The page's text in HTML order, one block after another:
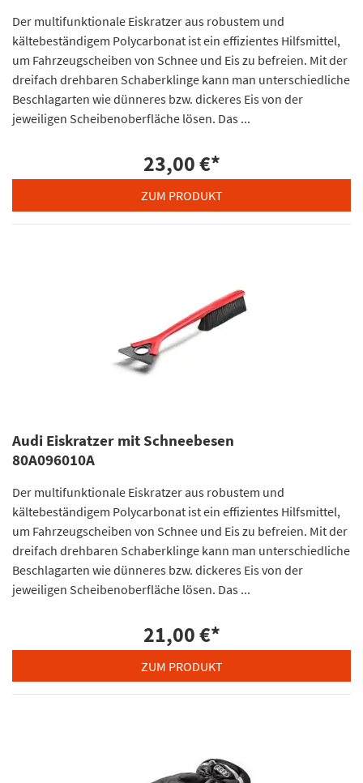
Der multifunktionale Eiskratzer aus robustem und
kältebeständigem Polycarbonat ist ein effizientes Hilfsmittel,
um Fahrzeugscheiben von Schnee und Eis zu befreien. Mit der
dreifach drehbaren Schaberklinge kann man unterschiedliche
Beschlagarten wie dünneres bzw. dickeres Eis von der
jeweiligen Scheibenoberfläche lösen. Das ...
23,00 €*
ZUM PRODUKT
Audi Eiskratzer mit Schneebesen
80A096010A
Der multifunktionale Eiskratzer aus robustem und
kältebeständigem Polycarbonat ist ein effizientes Hilfsmittel,
um Fahrzeugscheiben von Schnee und Eis zu befreien. Mit der
dreifach drehbaren Schaberklinge kann man unterschiedliche
Beschlagarten wie dünneres bzw. dickeres Eis von der
jeweiligen Scheibenoberfläche lösen. Das ...
21,00 €*
ZUM PRODUKT